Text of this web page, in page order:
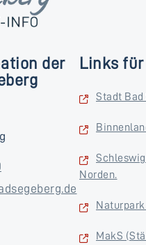
der
Links
Stadt Bad
Norden.
MakS